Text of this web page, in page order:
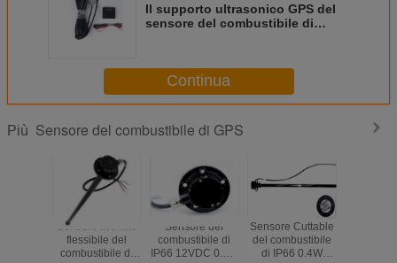
Il supporto ultrasonico GPS del
sensore del combustibile di
Continua
Più Sensore del combustibile di GPS
Sensore livellato
flessibile del
combustibile di
Sensore del
combustibile di
IP66 12VDC 0.4W
Sensore Cuttable
del combustibile
di IP66 0.4W